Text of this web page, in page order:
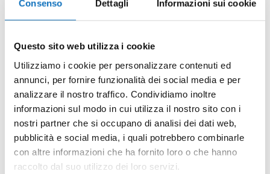
Consenso Dettagli Informazioni sui cookie
Questo sito web utilizza i cookie
Utilizziamo i cookie per personalizzare contenuti ed
annunci, per fornire funzionalità dei social media e per
analizzare il nostro traffico. Condividiamo inoltre
informazioni sul modo in cui utilizza il nostro sito con i
nostri partner che si occupano di analisi dei dati web,
pubblicità e social media, i quali potrebbero combinarle
con altre informazioni che ha fornito loro o che hanno
raccolto dal suo utilizzo dei loro servizi.
Laguna Blu 35 appartamento